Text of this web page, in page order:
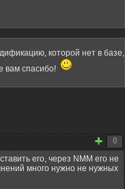
которой нет в базе,
вам спасибо!
0
его, через NMM его не
много нужно не нужных